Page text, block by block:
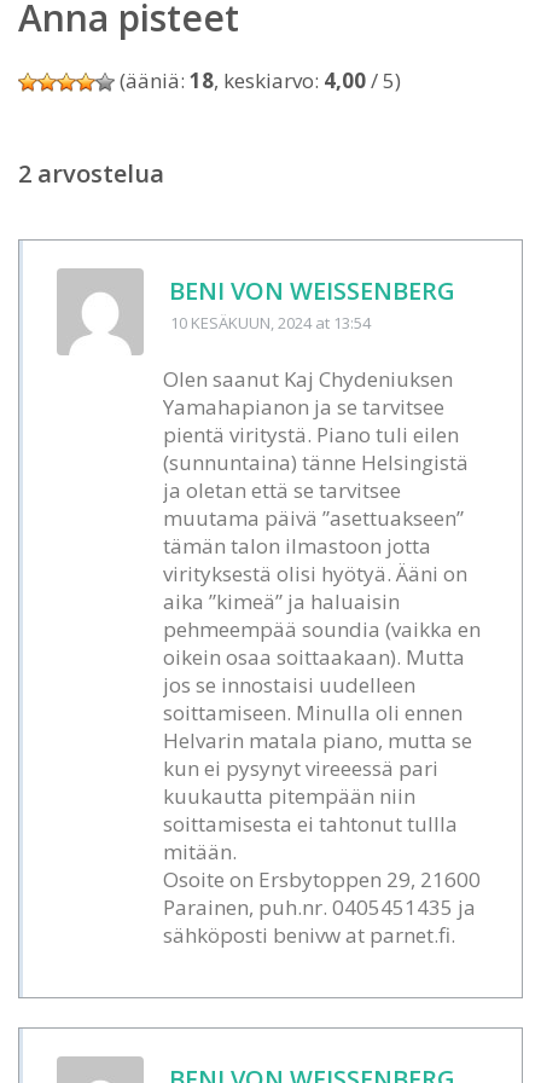
Anna pisteet
(ääniä: 18, keskiarvo: 4,00/ 5)
2 arvostelua
BENI VON WEISSENBERG
10 KESÄKUUN, 2024at 13:54
Olen saanut Kaj Chydeniuksen
Yamahapianon ja se tarvitsee
pientä viritystä. Piano tuli eilen
(sunnuntaina) tänne Helsingistä
ja oletan että se tarvitsee
muutama päivä ”asettuakseen”
tämän talon ilmastoon jotta
virityksestä olisi hyötyä. Ääni on
aika ”kimeä” ja haluaisin
pehmeempää soundia (vaikka en
oikein osaa soittaakaan). Mutta
jos se innostaisi uudelleen
soittamiseen. Minulla oli ennen
Helvarin matala piano, mutta se
kun ei pysynyt vireeessä pari
kuukautta pitempään niin
soittamisesta ei tahtonut tullla
mitään.
Osoite on Ersbytoppen 29, 21600
Parainen, puh.nr. 0405451435 ja
sähköposti benivw at parnet.fi.